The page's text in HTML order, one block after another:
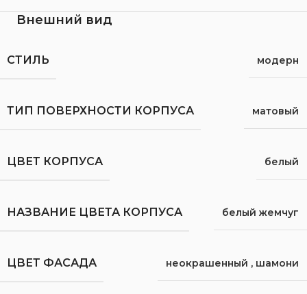
Внешний вид
СТИЛЬ модерн
ТИП ПОВЕРХНОСТИ КОРПУСА матовый
ЦВЕТ КОРПУСА белый
НАЗВАНИЕ ЦВЕТА КОРПУСА белый жемчуг
ЦВЕТ ФАСАДА неокрашенный , шамони